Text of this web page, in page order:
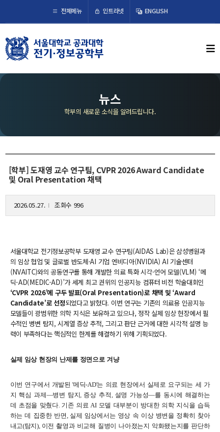
전체메뉴 인트라넷 ENGLISH ×
학부뉴스
뉴스
학부장 인사말
연혁
조직도
오시는 길
교수/연구
객원교수
명예교수 및 전직교수
역대학부장
연구실/연구소
연구실
연구소
세미나 영상
교육
학부
교과과정
교과목이수규정
뉴스
학부의 새로운 소식을 알려드립니다.
[학부] 도재영 교수 연구팀, CVPR 2026 Award Candidate
및 Oral Presentation 채택
2026.05.27. 조회수 996
서울대학교 전기정보공학부 도재영 교수 연구팀(AIDAS Lab)은 삼성병원과
의 임상 협업 및 글로벌 반도체·AI 기업 엔비디아(NVIDIA) AI 기술센터
(NVAITC)와의 공동연구를 통해 개발한 의료 특화 시각-언어 모델(VLM) ‘메
딕-AD(MEDIC-AD)’가 세계 최고 권위의 인공지능 컴퓨터 비전 학술대회인
‘CVPR 2026’에 구두 발표(Oral Presentation)로 채택 및 ‘Award
Candidate’로 선정되었다고 밝혔다. 이번 연구는 기존의 의료용 인공지능
모델들이 광범위한 의학 지식은 보유하고 있으나, 정작 실제 임상 현장에서 필
수적인 병변 탐지, 시계열 증상 추적, 그리고 판단 근거에 대한 시각적 설명 능
력이 부족하다는 핵심적인 한계를 해결하기 위해 기획되었다.
실제 임상 현장의 난제를 정면으로 겨냥
이번 연구에서 개발된 '메딕-AD'는 의료 현장에서 실제로 요구되는 세 가
지 핵심 과제—병변 탐지, 증상 추적, 설명 가능성—를 동시에 해결하는
데 초점을 맞췄다. 기존 의료 AI 모델 대부분이 방대한 의학 지식을 습득
하는 데 집중한 반면, 실제 임상에서는 영상 속 이상 병변을 정확히 찾아
내고(탐지), 이전 촬영과 비교해 질병이 나아졌는지 악화됐는지를 판단하